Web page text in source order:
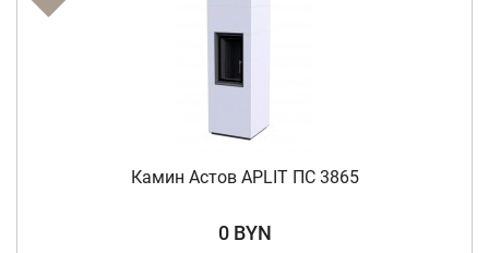
Камин Астов APLIT ПС 3865
0 BYN